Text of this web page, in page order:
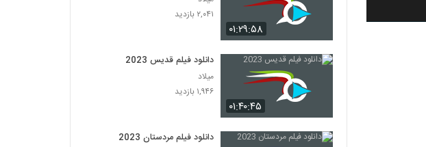
۰۱:۲۹:۵۸
۲,۰۴۱ بازدید
۰۱:۴۰:۴۵
دانلود فیلم قدیس 2023
میلاد
۱,۹۴۶ بازدید
دانلود فیلم مردستان 2023